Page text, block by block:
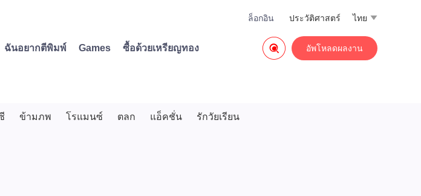
ไทย 
ประวัติศาสตร์
ล็อกอิน
ฉันอยากตีพิมพ์ Games ซื้อด้วยเหรียญทอง อัพโหลดผลงาน

ข้ามภพ โรแมนซ์ ตลก แอ็คชั่น รักวัยเรียน